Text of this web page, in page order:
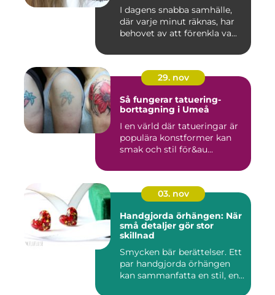
I dagens snabba samhälle,
där varje minut räknas, har
behovet av att förenkla va...
29. nov
Så fungerar tatuering-
borttagning i Umeå
I en värld där tatueringar är
populära konstformer kan
smak och stil för&au...
03. nov
Handgjorda örhängen: När
små detaljer gör stor
skillnad
Smycken bär berättelser. Ett
par handgjorda örhängen
kan sammanfatta en stil, en...